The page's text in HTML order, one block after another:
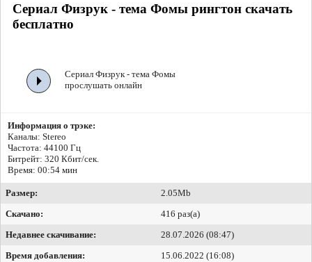
Сериал Физрук - тема Фомы рингтон скачать
бесплатно
Сериал Физрук - тема Фомы
прослушать онлайн
Информация о трэке:
Каналы: Stereo
Частота: 44100 Гц
Битрейт: 320 Кбит/сек.
Время: 00:54 мин
Размер:
2.05Mb
Скачано:
416 раз(а)
Недавнее скачивание:
28.07.2026 (08:47)
Время добавления:
15.06.2022 (16:08)